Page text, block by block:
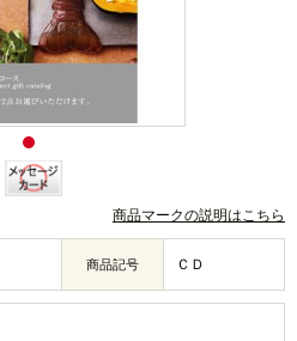
商品マークの説明はこちら
商品記号 ＣＤ